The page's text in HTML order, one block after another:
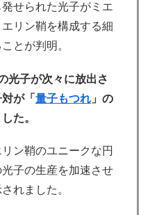
せられた光子がミエ
リン鞘を構成する細
とが判明。
光子が次々に放出さ
が「 量子もつれ 」の
た。
ン鞘のユニークな円
子の生産を加速させ
れました。